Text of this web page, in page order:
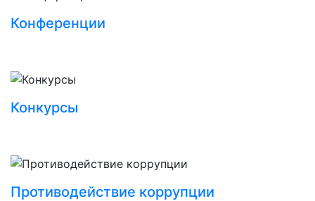
Конференции
Конкурсы
Противодействие коррупции